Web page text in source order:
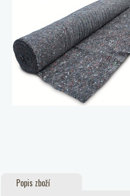
Popis zboží